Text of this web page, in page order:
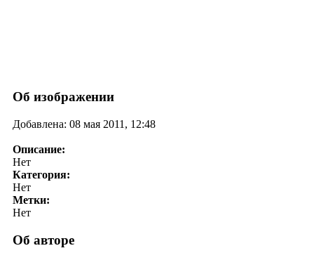
Об изображении
Добавлена: 08 мая 2011, 12:48
Описание:
Нет
Категория:
Нет
Метки:
Нет
Об авторе